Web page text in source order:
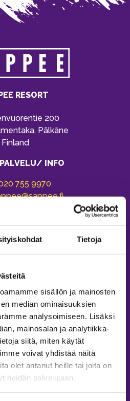
Tietoja
sisällön ja mainosten
median ominaisuuksien
analysoimiseen. Lisäksi
mainosalan ja analytiikka-
siitä, miten käytät
voivat yhdistää näitä
olet antanut heille tai joita on
heidän palvelujaan.
RESORT
200
Pälkäne
Finland
INFO
755 9970
& Varaukset